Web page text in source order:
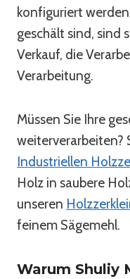
konfiguriert
geschält sind, sind
Verkauf, die
Verarbeitung.
Müssen Sie Ihre
weiterverarbeiten?
Industriellen
Holz in saubere
unseren
feinem Sägemehl.
Warum Shuliy